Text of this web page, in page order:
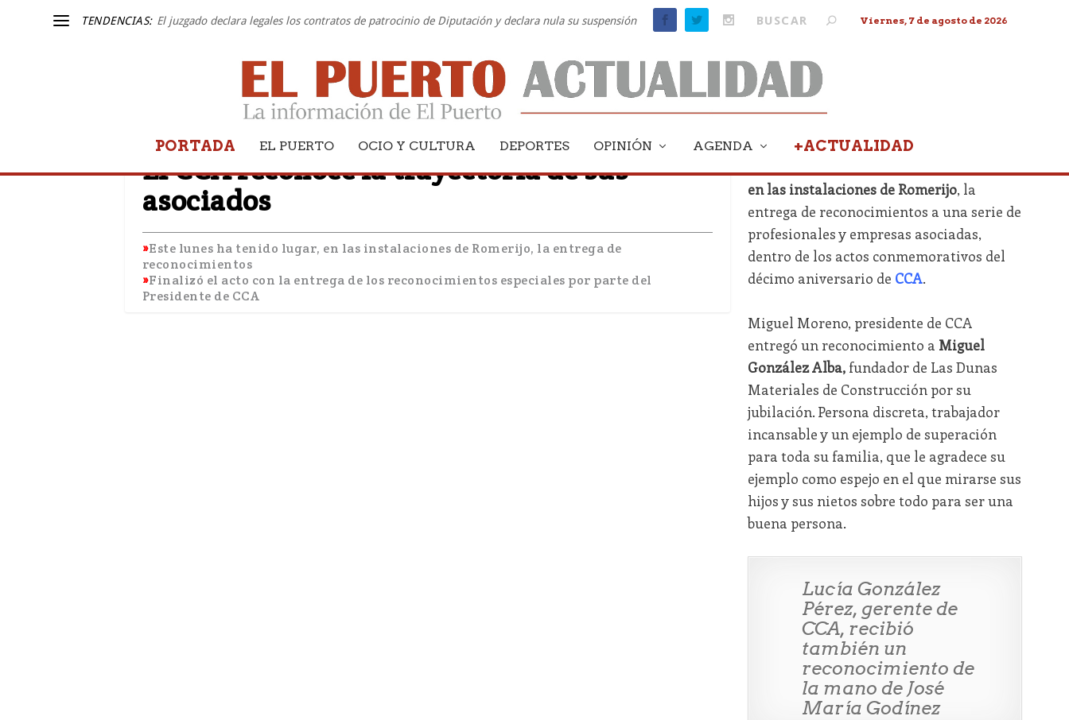
TENDENCIAS: El juzgado declara legales los contratos de patrocinio de Diputación y declara nula su suspensión Viernes, 7 de agosto de 2026
PORTADA EL PUERTO OCIO Y CULTURA DEPORTES OPINIÓN AGENDA +ACTUALIDAD
COMERCIO
El CCA reconoce la trayectoria de sus
asociados
Este lunes ha tenido lugar, en las instalaciones de Romerijo, la entrega de
reconocimientos
Finalizó el acto con la entrega de los reconocimientos especiales por parte del
Presidente de CCA
en las instalaciones de Romerijo, la
entrega de reconocimientos a una serie de
profesionales y empresas asociadas,
dentro de los actos conmemorativos del
décimo aniversario de CCA.
Miguel Moreno, presidente de CCA
entregó un reconocimiento a Miguel
González Alba,fundador de Las Dunas
Materiales de Construcción por su
jubilación. Persona discreta, trabajador
incansable y un ejemplo de superación
para toda su familia, que le agradece su
ejemplo como espejo en el que mirarse sus
hijos y sus nietos sobre todo para ser una
buena persona.
Lucía González
Pérez, gerente de
CCA, recibió
también un
reconocimiento de
la mano de José
María Godínez